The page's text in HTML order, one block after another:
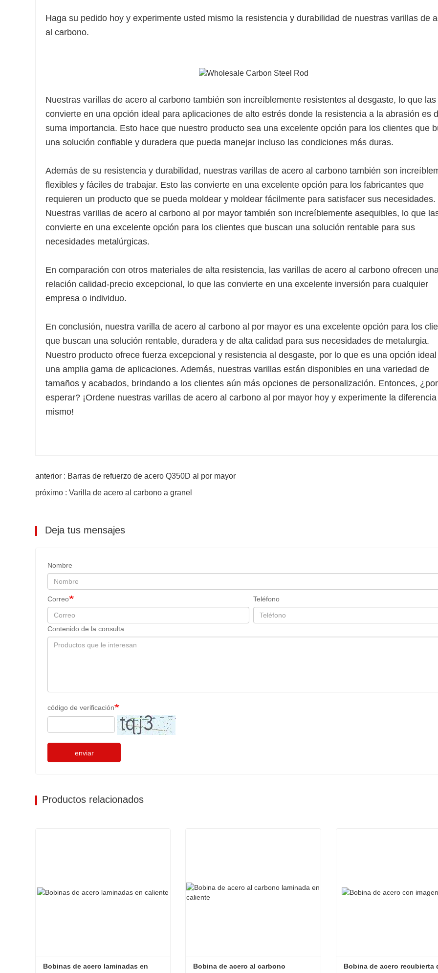
Haga su pedido hoy y experimente usted mismo la resistencia y durabilidad de nuestras varillas de
al carbono.
Nuestras varillas de acero al carbono también son increíblemente resistentes al desgaste, lo que las
convierte en una opción ideal para aplicaciones de alto estrés donde la resistencia a la abrasión es
suma importancia. Esto hace que nuestro producto sea una excelente opción para los clientes que
una solución confiable y duradera que pueda manejar incluso las condiciones más duras.
Además de su resistencia y durabilidad, nuestras varillas de acero al carbono también son
flexibles y fáciles de trabajar. Esto las convierte en una excelente opción para los fabricantes que
requieren un producto que se pueda moldear y moldear fácilmente para satisfacer sus necesidades.
Nuestras varillas de acero al carbono al por mayor también son increíblemente asequibles, lo que
convierte en una excelente opción para los clientes que buscan una solución rentable para sus
necesidades metalúrgicas.
En comparación con otros materiales de alta resistencia, las varillas de acero al carbono ofrecen
relación calidad-precio excepcional, lo que las convierte en una excelente inversión para cualquier
empresa o individuo.
En conclusión, nuestra varilla de acero al carbono al por mayor es una excelente opción para los
que buscan una solución rentable, duradera y de alta calidad para sus necesidades de metalurgia.
Nuestro producto ofrece fuerza excepcional y resistencia al desgaste, por lo que es una opción
una amplia gama de aplicaciones. Además, nuestras varillas están disponibles en una variedad de
tamaños y acabados, brindando a los clientes aún más opciones de personalización. Entonces,
esperar? ¡Ordene nuestras varillas de acero al carbono al por mayor hoy y experimente la
mismo!
anterior : Barras de refuerzo de acero Q350D al por mayor
próximo : Varilla de acero al carbono a granel
Deja tus mensajes
Nombre
Correo Teléfono
Contenido de la consulta
código de verificación
enviar
Productos relacionados
Bobinas de acero laminadas en
Bobina de acero al carbono
Bobina de acero recubierta